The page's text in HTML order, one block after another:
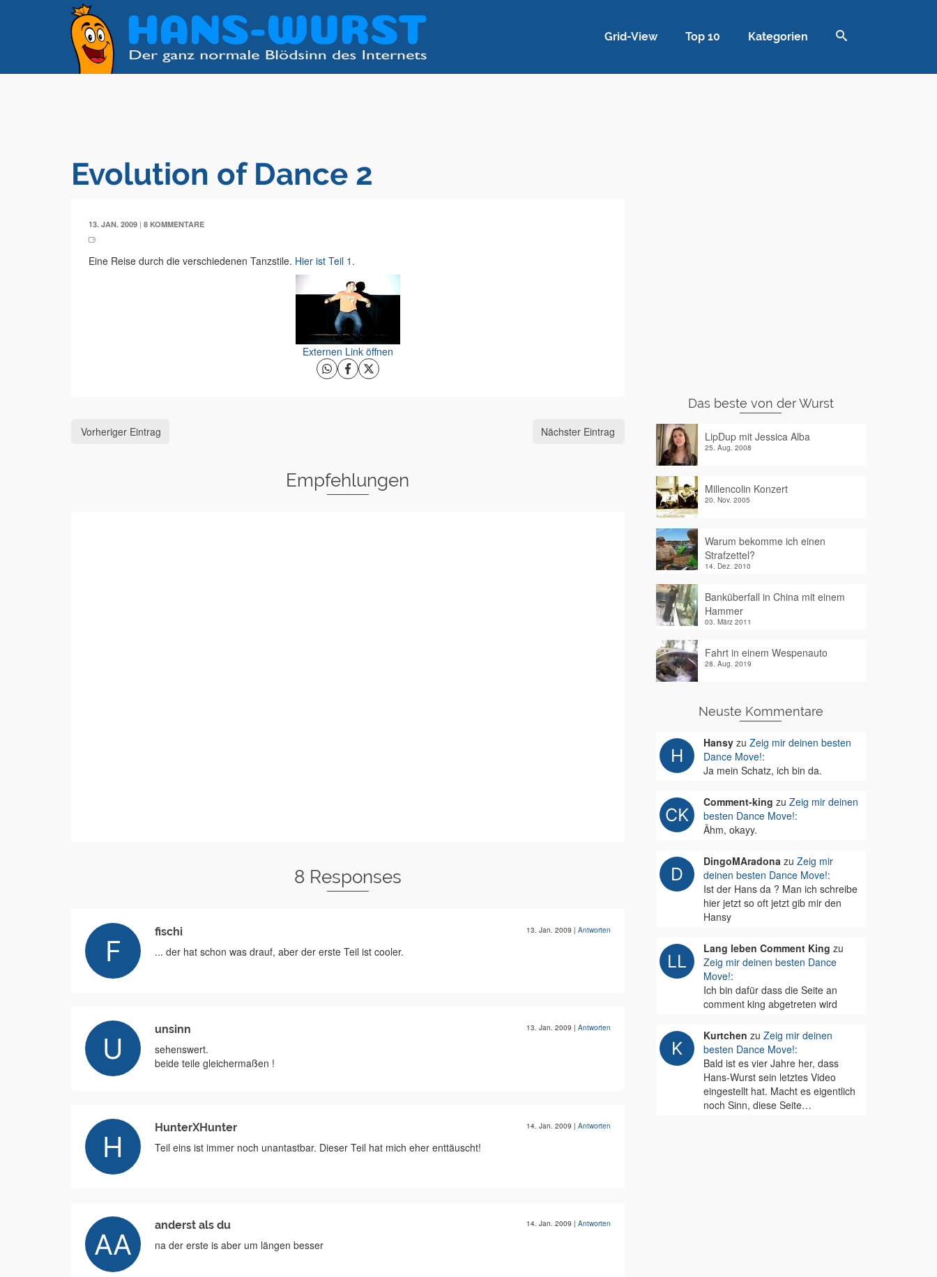
Grid-View Top 10 Kategorien
Evolution of Dance 2
13. JAN. 2009 | 8 KOMMENTARE
Eine Reise durch die verschiedenen Tanzstile. Hier ist Teil 1 .
Externen Link öffnen
Vorheriger Eintrag Nächster Eintrag
Empfehlungen
8 Responses
fischi 13. Jan. 2009 | Antworten
... der hat schon was drauf, aber der erste Teil ist cooler.
unsinn 13. Jan. 2009 | Antworten
sehenswert.
beide teile gleichermaßen !
HunterXHunter 14. Jan. 2009 | Antworten
Teil eins ist immer noch unantastbar. Dieser Teil hat mich eher enttäuscht!
anderst als du 14. Jan. 2009 | Antworten
na der erste is aber um längen besser
Das beste von der Wurst
LipDup mit Jessica Alba
25. Aug. 2008
Millencolin Konzert
20. Nov. 2005
Warum bekomme ich einen
Strafzettel?
14. Dez. 2010
Banküberfall in China mit einem
Hammer
03. März 2011
Fahrt in einem Wespenauto
28. Aug. 2019
Neuste Kommentare
Hansyzu Zeig mir deinen besten
Dance Move!:
Ja mein Schatz, ich bin da.
Comment-king zu Zeig mir deinen
besten Dance Move!:
Ähm, okayy.
DingoMAradonazu Zeig mir
deinen besten Dance Move!:
Ist der Hans da ? Man ich schreibe
hier jetzt so oft jetzt gib mir den
Hansy
Lang leben Comment King zu
Zeig mir deinen besten Dance
Move!:
Ich bin dafür dass die Seite an
comment king abgetreten wird
Kurtchen zu Zeig mir deinen
besten Dance Move!:
Bald ist es vier Jahre her, dass
Hans-Wurst sein letztes Video
eingestellt hat. Macht es eigentlich
noch Sinn, diese Seite…